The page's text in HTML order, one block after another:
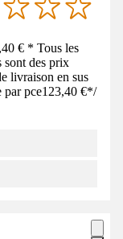
€ * Tous les
sont des prix
livraison en sus
par pce123,40 €*/